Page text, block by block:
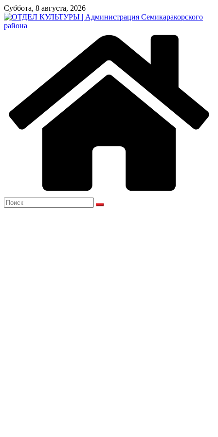
Перейти
к
содержимому
Суббота, 8 августа, 2026